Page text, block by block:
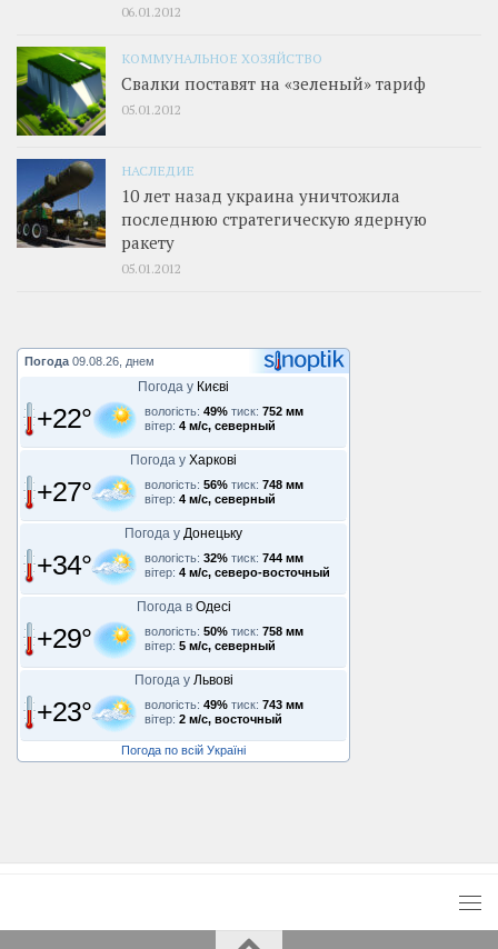
06.01.2012
КОММУНАЛЬНОЕ ХОЗЯЙСТВО
Свалки поставят на «зеленый» тариф
05.01.2012
НАСЛЕДИЕ
10 лет назад украина уничтожила
последнюю стратегическую ядерную
ракету
05.01.2012
Погода 09.08.26, днем
Погода у Києві
+22° вологість: 49% тиск: 752 мм
вітер: 4 м/с, северный
Погода у Харкові
+27° вологість: 56% тиск: 748 мм
вітер: 4 м/с, северный
Погода у Донецьку
+34° вологість: 32% тиск: 744 мм
вітер: 4 м/с, северо-восточный
Погода в Одесі
+29° вологість: 50% тиск: 758 мм
вітер: 5 м/с, северный
Погода у Львові
+23° вологість: 49% тиск: 743 мм
вітер: 2 м/с, восточный
Погода по всій Україні